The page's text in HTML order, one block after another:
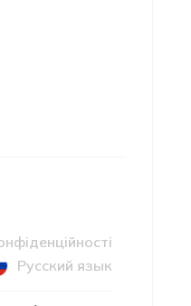
Русский язык